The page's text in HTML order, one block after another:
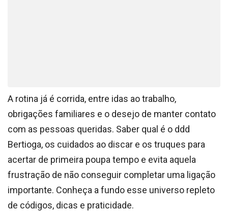
A rotina já é corrida, entre idas ao trabalho,
obrigações familiares e o desejo de manter contato
com as pessoas queridas. Saber qual é o ddd
Bertioga, os cuidados ao discar e os truques para
acertar de primeira poupa tempo e evita aquela
frustração de não conseguir completar uma ligação
importante. Conheça a fundo esse universo repleto
de códigos, dicas e praticidade.